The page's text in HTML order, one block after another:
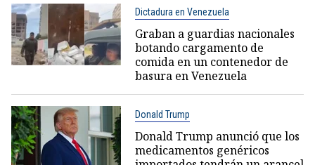
Dictadura en Venezuela
Graban a guardias nacionales
botando cargamento de
comida en un contenedor de
basura en Venezuela
Donald Trump
Donald Trump anunció que los
medicamentos genéricos